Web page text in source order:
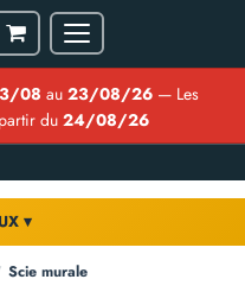
Mon
panier
Menu
08 au 23/08/26— Les
du 24/08/26
▾
Scie murale